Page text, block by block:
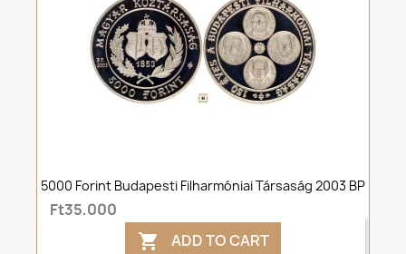
5000 Forint Budapesti Filharmóniai Társaság 2003 BP
Ft35,000
 ADD TO CART